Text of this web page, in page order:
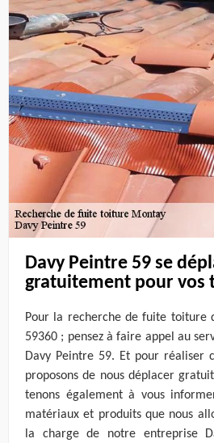
Davy Peintre 59 se
gratuitement pour vos
Pour la recherche de fuite toiture
59360 ; pensez à faire appel au
Davy Peintre 59. Et pour réaliser
proposons de nous déplacer
tenons également à vous
matériaux et produits que nous
la charge de notre entreprise